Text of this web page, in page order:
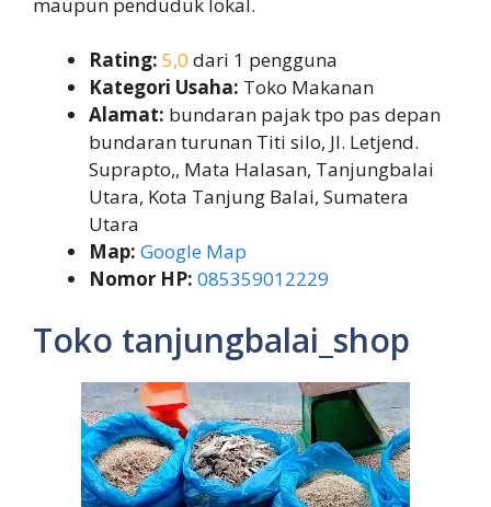
Rating: 5,0 dari 1 pengguna
Kategori Usaha: Toko Makanan
Alamat: bundaran pajak tpo pas depan
bundaran turunan Titi silo, Jl. Letjend.
Suprapto,, Mata Halasan, Tanjungbalai
Utara, Kota Tanjung Balai, Sumatera
Utara
Map: Google Map
Nomor HP: 085359012229
Toko tanjungbalai_shop